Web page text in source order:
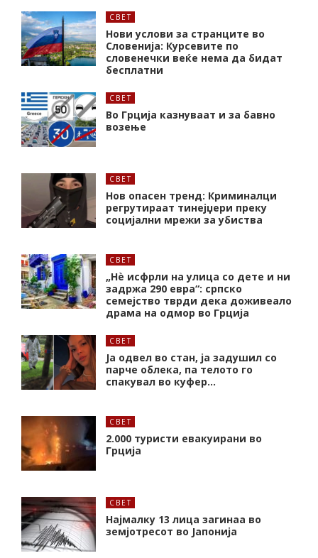
СВЕТ
Нови услови за странците во
Словенија: Курсевите по
словенечки веќе нема да бидат
бесплатни
СВЕТ
Во Грција казнуваат и за бавно
возење
СВЕТ
Нов опасен тренд: Криминалци
регрутираат тинејџери преку
социјални мрежи за убиства
СВЕТ
„Нѐ исфрли на улица со дете и ни
задржа 290 евра“: српско
семејство тврди дека доживеало
драма на одмор во Грција
СВЕТ
Ја одвел во стан, ја задушил со
парче облека, па телото го
спакувал во куфер…
СВЕТ
2.000 туристи евакуирани во
Грција
СВЕТ
Најмалку 13 лица загинаа во
земјотресот во Јапонија